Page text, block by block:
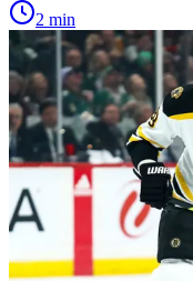
2 min